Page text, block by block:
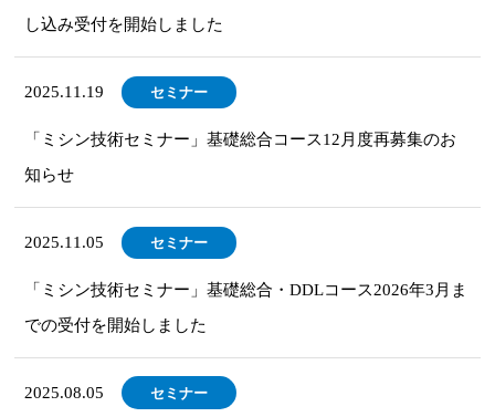
し込み受付を開始しました
2025.11.19 セミナー
「ミシン技術セミナー」基礎総合コース12月度再募集のお
知らせ
2025.11.05 セミナー
「ミシン技術セミナー」基礎総合・DDLコース2026年3月ま
での受付を開始しました
2025.08.05 セミナー